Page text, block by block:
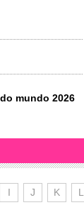
mundo 2026
I J K L